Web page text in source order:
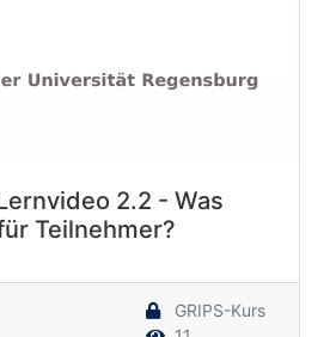
2.2 - Was
Teilnehmer?
GRIPS-Kurs